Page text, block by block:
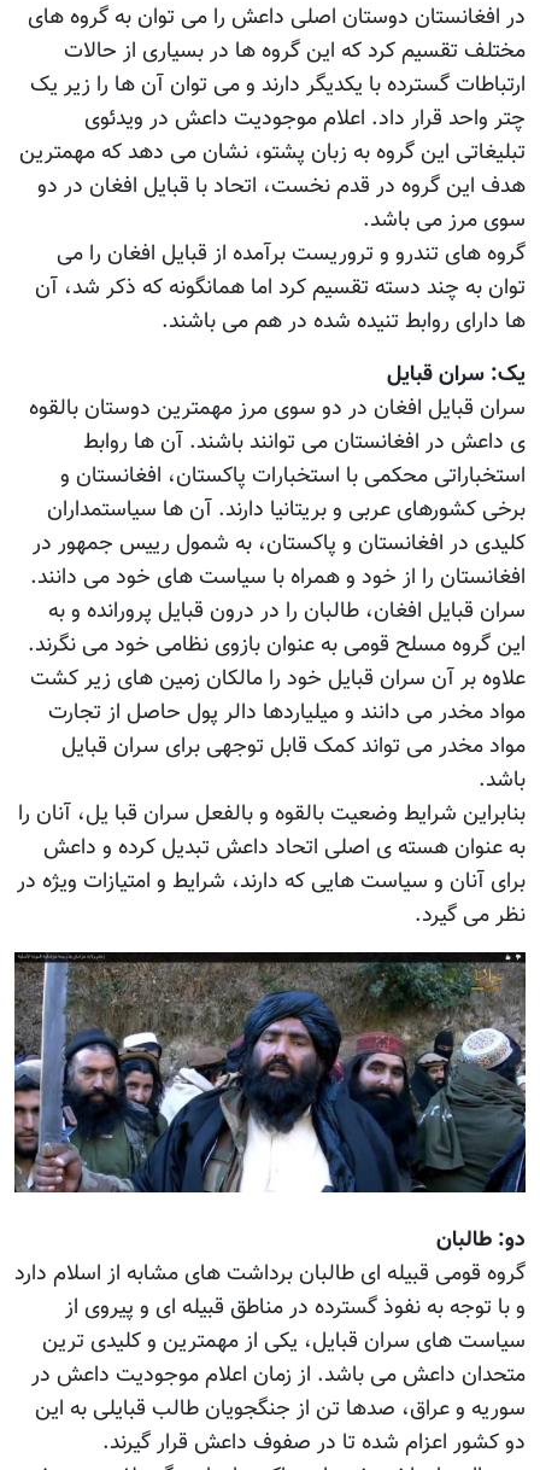
در افغانستان دوستان اصلی داعش را می توان به گروه های
مختلف تقسیم کرد که این گروه ها در بسیاری از حالات
ارتباطات گسترده با یکدیگر دارند و می توان آن ها را زیر یک
چتر واحد قرار داد. اعلام موجودیت داعش در ویدئوی
تبلیغاتی این گروه به زبان پشتو، نشان می دهد که مهمترین
هدف این گروه در قدم نخست، اتحاد با قبایل افغان در دو
سوی مرز می باشد.
گروه های تندرو و تروریست برآمده از قبایل افغان را می
توان به چند دسته تقسیم کرد اما همانگونه که ذکر شد، آن
ها دارای روابط تنیده شده در هم می باشند.
یک: سران قبایل
سران قبایل افغان در دو سوی مرز مهمترین دوستان بالقوه
ی داعش در افغانستان می توانند باشند. آن ها روابط
استخباراتی محکمی با استخبارات پاکستان، افغانستان و
برخی کشورهای عربی و بریتانیا دارند. آن ها سیاستمداران
کلیدی در افغانستان و پاکستان، به شمول رییس جمهور در
افغانستان را از خود و همراه با سیاست های خود می دانند.
سران قبایل افغان، طالبان را در درون قبایل پرورانده و به
این گروه مسلح قومی به عنوان بازوی نظامی خود می نگرند.
علاوه بر آن سران قبایل خود را مالکان زمین های زیر کشت
مواد مخدر می دانند و میلیاردها دالر پول حاصل از تجارت
مواد مخدر می تواند کمک قابل توجهی برای سران قبایل
باشد.
بنابراین شرایط وضعیت بالقوه و بالفعل سران قبا یل، آنان را
به عنوان هسته ی اصلی اتحاد داعش تبدیل کرده و داعش
برای آنان و سیاست هایی که دارند، شرایط و امتیازات ويژه در
نظر می گیرد.
دو: طالبان
گروه قومی قبیله ای طالبان برداشت های مشابه از اسلام دارد
و با توجه به نفوذ گسترده در مناطق قبیله ای و پیروی از
سیاست های سران قبایل، یکی از مهمترین و کلیدی ترین
متحدان داعش می باشد. از زمان اعلام موجودیت داعش در
سوریه و عراق، صدها تن از جنگجویان طالب قبایلی به این
دو کشور اعزام شده تا در صفوف داعش قرار گیرند.